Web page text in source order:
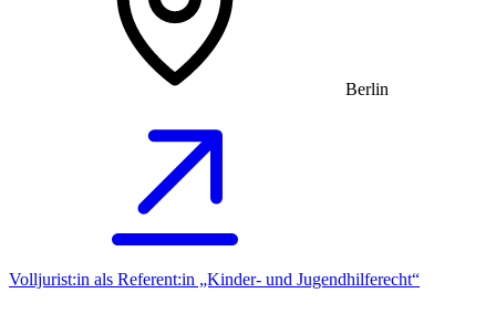
Berlin
Volljurist:in als Referent:in „Kinder- und Jugendhilferecht“